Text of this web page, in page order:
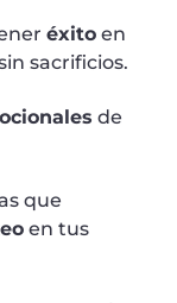
éxito en
sacrificios.
de
que
en tus